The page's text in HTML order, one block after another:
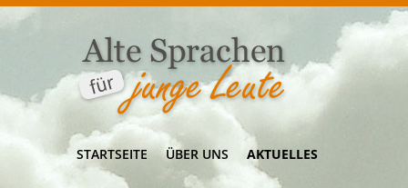
STARTSEITE ÜBER UNS AKTUELLES